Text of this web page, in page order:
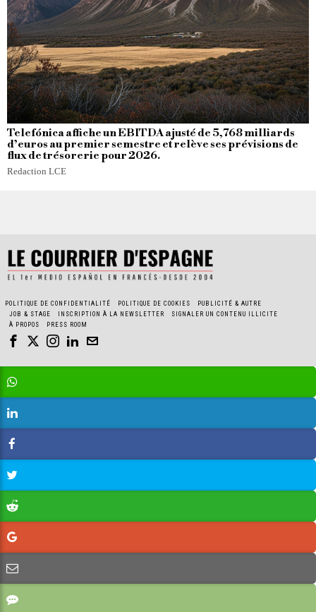
Telefónica affiche un EBITDA ajusté de 5,768 milliards
d’euros au premier semestre et relève ses prévisions de
flux de trésorerie pour 2026.
Redaction LCE
POLITIQUE DE CONFIDENTIALITÉ POLITIQUE DE COOKIES
PUBLICITÉ & AUTRE
JOB & STAGE
INSCRIPTION À LA NEWSLETTER
SIGNALER UN CONTENU ILLICITE
À PROPOS
PRESS ROOM